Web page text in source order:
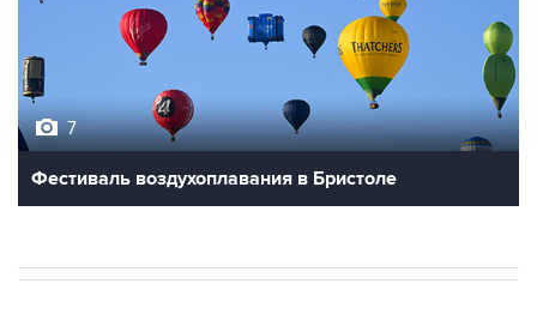
7
Фестиваль воздухоплавания в Бристоле